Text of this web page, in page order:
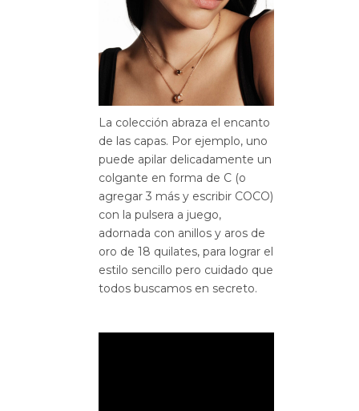
La colección abraza el encanto
de las capas. Por ejemplo, uno
puede apilar delicadamente un
colgante en forma de C (o
agregar 3 más y escribir COCO)
con la pulsera a juego,
adornada con anillos y aros de
oro de 18 quilates, para lograr el
estilo sencillo pero cuidado que
todos buscamos en secreto.